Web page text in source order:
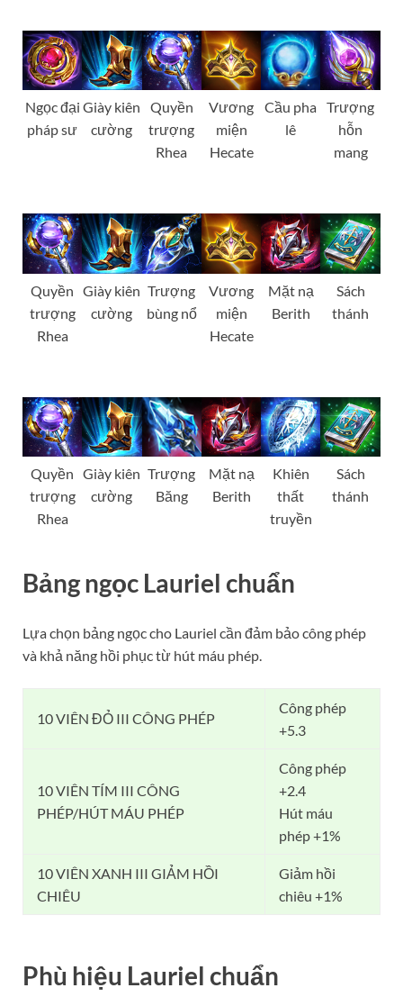
Ngọc đại
pháp sư
Giày kiên
cường
Quyền
trượng
Rhea
Vương
miện
Hecate
Cầu pha
lê
Trượng
hỗn
mang
Quyền
trượng
Rhea
Giày kiên
cường
Trượng
bùng nổ
Vương
miện
Hecate
Mặt nạ
Berith
Sách
thánh
Quyền
trượng
Rhea
Giày kiên
cường
Trượng
Băng
Mặt nạ
Berith
Khiên
thất
truyền
Sách
thánh
Bảng ngọc Lauriel chuẩn
Lựa chọn bảng ngọc cho Lauriel cần đảm bảo công phép
và khả năng hồi phục từ hút máu phép.
10 VIÊN ĐỎ III CÔNG PHÉP
Công phép
+5.3
10 VIÊN TÍM III CÔNG
PHÉP/HÚT MÁU PHÉP
Công phép
+2.4
Hút máu
phép +1%
10 VIÊN XANH III GIẢM HỒI
CHIÊU
Giảm hồi
chiêu +1%
Phù hiệu Lauriel chuẩn